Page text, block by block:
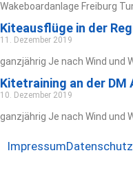
Wakeboardanlage Freiburg
Kiteausflüge in der
11. Dezember 2019
ganzjährig Je nach Wind und
Kitetraining an der DM
10. Dezember 2019
ganzjährig Je nach Wind und
ImpressumDatenschutz